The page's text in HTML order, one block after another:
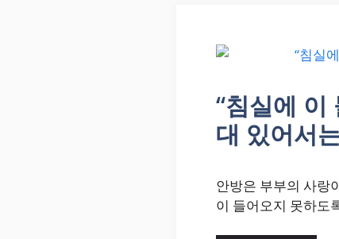
“침실에 이
대 있어서
안방은 부부의 사랑
이 들어오지 못하도